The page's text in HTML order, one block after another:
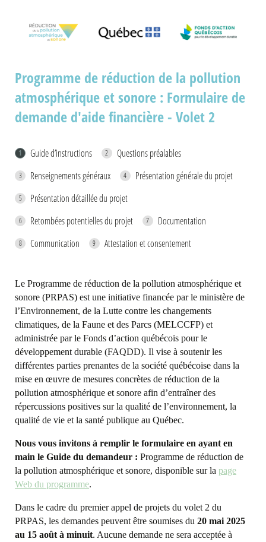
Programme de réduction de la pollution
atmosphérique et sonore : Formulaire de
demande d'aide financière - Volet 2
Guide d’instructions
Questions préalables
Renseignements généraux
Présentation générale du projet
Présentation détaillée du projet
Retombées potentielles du projet
Documentation
Communication
Attestation et consentement
Le Programme de réduction de la pollution atmosphérique et
sonore (PRPAS) est une initiative financée par le ministère de
l’Environnement, de la Lutte contre les changements
climatiques, de la Faune et des Parcs (MELCCFP) et
administrée par le Fonds d’action québécois pour le
développement durable (FAQDD). Il vise à soutenir les
différentes parties prenantes de la société québécoise dans la
mise en œuvre de mesures concrètes de réduction de la
pollution atmosphérique et sonore afin d’entraîner des
répercussions positives sur la qualité de l’environnement, la
qualité de vie et la santé publique au Québec.
Nous vous invitons à remplir le formulaire en ayant en
main le Guide du demandeur : Programme de réduction de
la pollution atmosphérique et sonore, disponible sur la page
Web du programme.
Dans le cadre du premier appel de projets du volet 2 du
PRPAS, les demandes peuvent être soumises du 20 mai 2025
au 15 août à minuit. Aucune demande ne sera acceptée à